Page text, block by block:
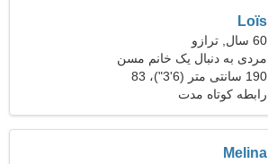
Loïs
60 سال, ترازو
مردی به دنبال یک خانم مسن
190 سانتی متر (6'3")، 83
کیلوگرم (182 پوند)
رابطه کوتاه مدت
Melina